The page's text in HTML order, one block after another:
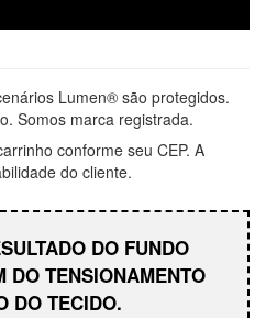
Lumen® são protegidos.
Somos marca registrada.
conforme seu CEP. A
do cliente.
DO FUNDO
DO TENSIONAMENTO
DO TECIDO.